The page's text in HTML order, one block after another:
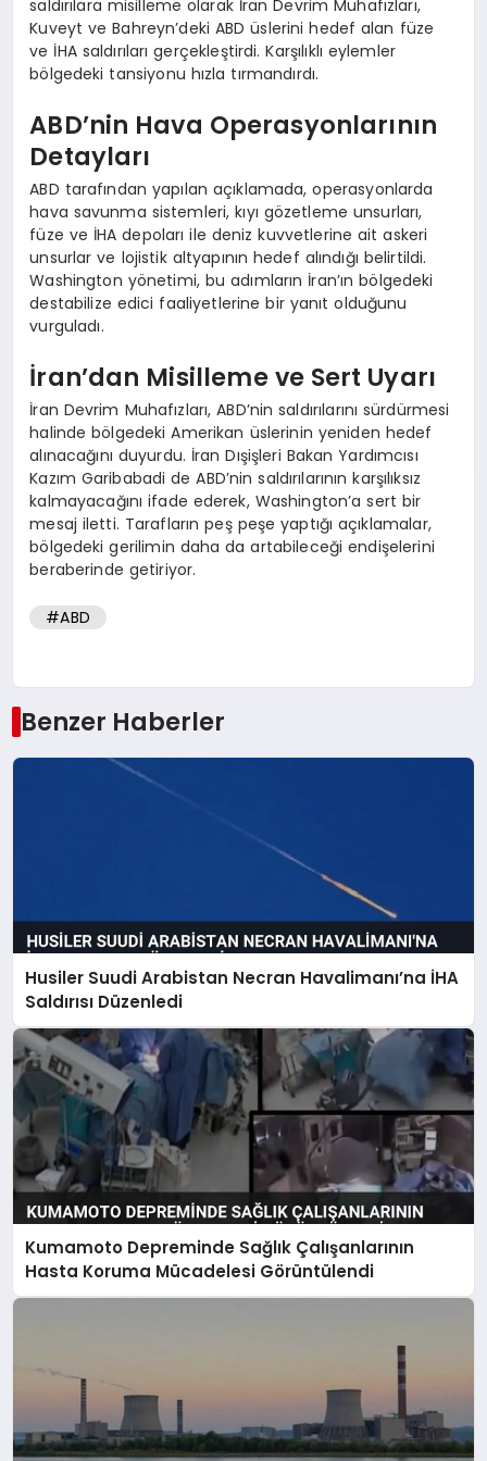
saldırılara misilleme olarak İran Devrim Muhafızları,
Kuveyt ve Bahreyn’deki ABD üslerini hedef alan füze
ve İHA saldırıları gerçekleştirdi. Karşılıklı eylemler
bölgedeki tansiyonu hızla tırmandırdı.
ABD’nin Hava Operasyonlarının
Detayları
ABD tarafından yapılan açıklamada, operasyonlarda
hava savunma sistemleri, kıyı gözetleme unsurları,
füze ve İHA depoları ile deniz kuvvetlerine ait askeri
unsurlar ve lojistik altyapının hedef alındığı belirtildi.
Washington yönetimi, bu adımların İran’ın bölgedeki
destabilize edici faaliyetlerine bir yanıt olduğunu
vurguladı.
İran’dan Misilleme ve Sert Uyarı
İran Devrim Muhafızları, ABD’nin saldırılarını sürdürmesi
halinde bölgedeki Amerikan üslerinin yeniden hedef
alınacağını duyurdu. İran Dışişleri Bakan Yardımcısı
Kazım Garibabadi de ABD’nin saldırılarının karşılıksız
kalmayacağını ifade ederek, Washington’a sert bir
mesaj iletti. Tarafların peş peşe yaptığı açıklamalar,
bölgedeki gerilimin daha da artabileceği endişelerini
beraberinde getiriyor.
#ABD
Benzer Haberler
Husiler Suudi Arabistan Necran Havalimanı’na İHA
Saldırısı Düzenledi
Kumamoto Depreminde Sağlık Çalışanlarının
Hasta Koruma Mücadelesi Görüntülendi